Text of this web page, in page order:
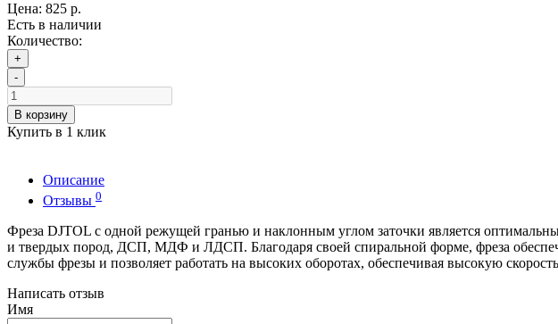
Цена: 825 р.
Есть в наличии
Количество:
+
-
В корзину
Купить в 1 клик
Описание
Отзывы 0
Фреза DJTOL с одной режущей гранью и наклонным углом заточки является
и твердых пород, ДСП, МДФ и ЛДСП. Благодаря своей спиральной форме, фреза
службы фрезы и позволяет работать на высоких оборотах, обеспечивая высокую
Написать отзыв
Имя